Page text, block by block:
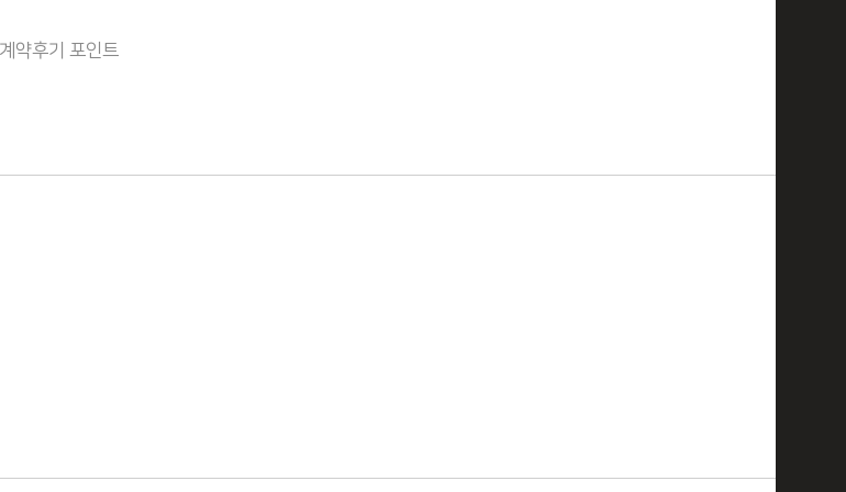
약후기 포인트